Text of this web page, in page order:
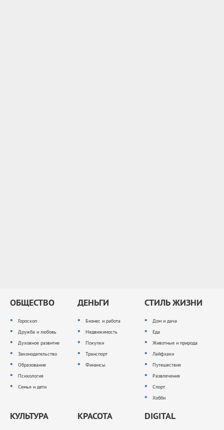
ОБЩЕСТВО
Гороскоп
Дружба и любовь
Духовное развитие
Законодательство
Образование
Психология
Семья и дети
ДЕНЬГИ
Бизнес и работа
Недвижимость
Покупки
Транспорт
Финансы
СТИЛЬ ЖИЗНИ
Дом и дача
Еда
Животные и природа
Лайфхаки
Путешествия
Развлечения
Спорт
Хобби
КУЛЬТУРА КРАСОТА DIGITAL